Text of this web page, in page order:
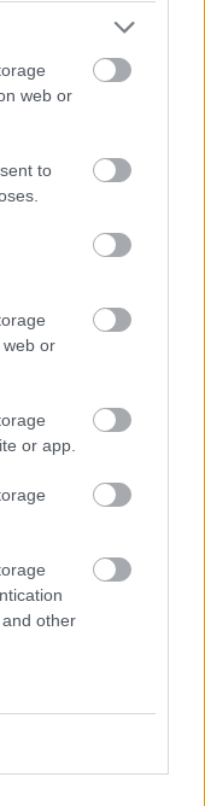
web or
to
web or
or app.
other
és a kávé olyan
de
gyökerezett a lába.
ugyanaz
összefonva, mintha
csendesen:
A lány
nézni fiatalon,
volna, amikor
róla, hogy van